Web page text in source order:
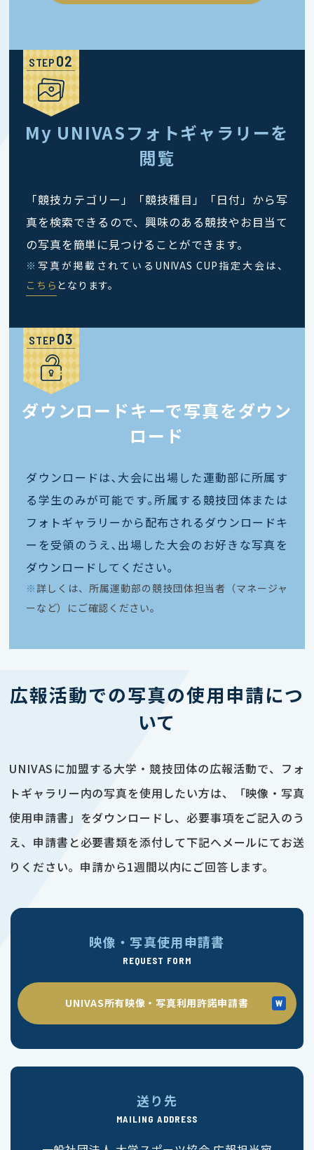
STEP
My UNIVASフォトギャラリーを
閲覧
「競技カテゴリー」「競技種目」「日付」から写
真を検索できるので、興味のある競技やお目当て
の写真を簡単に見つけることができます。
※ 写真が掲載されているUNIVAS CUP指定大会は、
こちら となります。
STEP
ダウンロードキーで写真をダウン
ロード
ダウンロードは､大会に出場した運動部に所属す
る学生のみが可能です｡所属する競技団体または
フォトギャラリーから配布されるダウンロードキ
ーを受領のうえ､出場した大会のお好きな写真を
ダウンロードしてください｡
※ 詳しくは、所属運動部の競技団体担当者（マネージャ
ーなど）にご確認ください。
広報活動での写真の使用申請につ
いて
UNIVASに加盟する大学・競技団体の広報活動で、フォ
トギャラリー内の写真を使用したい方は、「映像・写真
使用申請書」をダウンロードし、必要事項をご記入のう
え、申請書と必要書類を添付して下記へメールにてお送
りください。申請から1週間以内にご回答します。
映像・写真使用申請書
REQUEST FORM
UNIVAS所有映像・写真利用許諾申請書
送り先
MAILING ADDRESS